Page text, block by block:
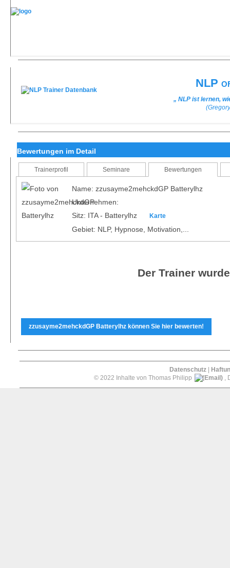
NLP
„ NLP ist lernen,
Bewertungen im Detail
Trainerprofil Seminare Bewertungen
Name: zzusayme2mehckdGP Batterylhz
Unternehmen:
Sitz: ITA - Batterylhz
Karte
Gebiet: NLP, Hypnose, Motivation,...
Der Trainer
zzusayme2mehckdGP Batterylhz können Sie hier bewerten!
Datenschutz
© 2022 Inhalte von Thomas Philipp
,